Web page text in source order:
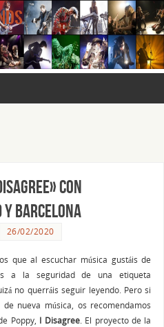
con
y Barcelona
26/02/2020
que al escuchar música gustáis de
a la seguridad de una etiqueta
no querráis seguir leyendo. Pero si
nueva música, os recomendamos
Poppy, I Disagree. El proyecto de la